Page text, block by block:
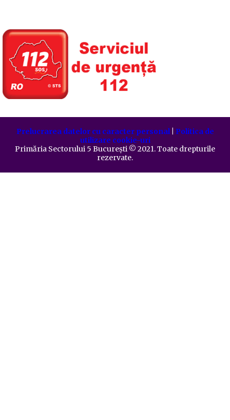
Prelucrarea datelor cu caracter personal| Politica de
utilizare cookie-uri
Primăria Sectorului 5 București ©️ 2021. Toate drepturile
rezervate.